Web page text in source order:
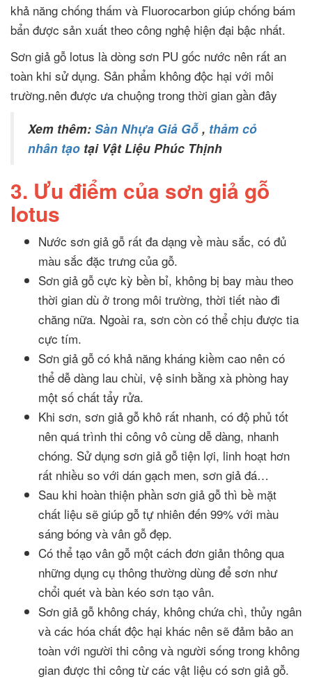
khả năng chống thấm và Fluorocarbon giúp chống bám
bẩn được sản xuất theo công nghệ hiện đại bậc nhất.
Sơn giả gỗ lotus là dòng sơn PU gốc nước nên rất an
toàn khi sử dụng. Sản phẩm không độc hại với môi
trường.nên được ưa chuộng trong thời gian gần đây
Xem thêm: Sàn Nhựa Giả Gỗ , thảm cỏ
nhân tạo tại Vật Liệu Phúc Thịnh
3. Ưu điểm của sơn giả gỗ
lotus
Nước sơn giả gỗ rất đa dạng về màu sắc, có đủ
màu sắc đặc trưng của gỗ.
Sơn giả gỗ cực kỳ bền bỉ, không bị bay màu theo
thời gian dù ở trong môi trường, thời tiết nào đi
chăng nữa. Ngoài ra, sơn còn có thể chịu được tia
cực tím.
Sơn giả gỗ có khả năng kháng kiềm cao nên có
thể dễ dàng lau chùi, vệ sinh bằng xà phòng hay
một số chất tẩy rửa.
Khi sơn, sơn giả gỗ khô rất nhanh, có độ phủ tốt
nên quá trình thi công vô cùng dễ dàng, nhanh
chóng. Sử dụng sơn giả gỗ tiện lợi, linh hoạt hơn
rất nhiều so với dán gạch men, sơn giả đá…
Sau khi hoàn thiện phần sơn giả gỗ thì bề mặt
chất liệu sẽ giúp gỗ tự nhiên đến 99% với màu
sáng bóng và vân gỗ đẹp.
Có thể tạo vân gỗ một cách đơn giản thông qua
những dụng cụ thông thường dùng để sơn như
chổi quét và bàn kéo sơn tạo vân.
Sơn giả gỗ không cháy, không chứa chì, thủy ngân
và các hóa chất độc hại khác nên sẽ đảm bảo an
toàn với người thi công và người sống trong không
gian được thi công từ các vật liệu có sơn giả gỗ.